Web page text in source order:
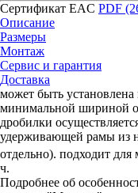
Сертификат EAC PDF
Описание
Размеры
Монтаж
Сервис и гарантия
Доставка
может быть
минимальной шириной
дробилки
удерживающей рамы из
отдельно). подходит
ч.
Подробнее об